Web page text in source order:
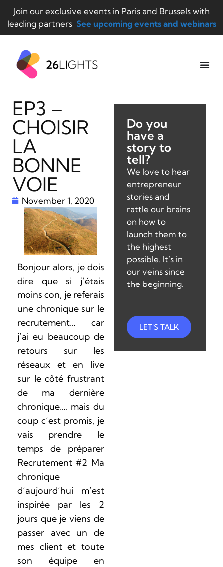
Join our exclusive events in Paris and Brussels with
leading partners See upcoming events and webinars
EP3 –
CHOISIR
LA
BONNE
VOIE
November 1, 2020
Bonjour alors, je dois
dire que si j’étais
moins con, je referais
une chronique sur le
recrutement… car
j’ai eu beaucoup de
retours sur les
réseaux et en live
sur le côté frustrant
de ma dernière
chronique…. mais du
coup c’est promis, je
vais prendre le
temps de préparer
Recrutement #2 Ma
chronique
d’aujourd’hui m’est
inspirée par les 2
jours que je viens de
passer avec un de
mes client et toute
son équipe en
Do you
have a
story to
tell?
We love to hear
entrepreneur
stories and
rattle our brains
on how to
launch them to
the highest
possible. It’s in
our veins since
the beginning.
LET'S TALK